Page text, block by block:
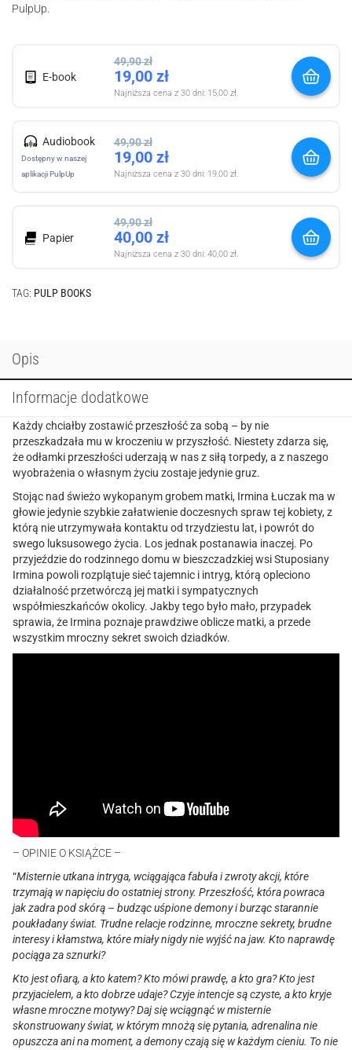
PulpUp.
E-book
49,90zł
19,00 zł
Najniższa cena z 30 dni: 15,00 zł.
Audiobook
Dostępny w naszej
aplikacji PulpUp
49,90zł
19,00 zł
Najniższa cena z 30 dni: 19,00 zł.
Papier
49,90zł
40,00 zł
Najniższa cena z 30 dni: 40,00 zł.
TAG: PULP BOOKS
Opis
Informacje dodatkowe
Każdy chciałby zostawić przeszłość za sobą – by nie
przeszkadzała mu w kroczeniu w przyszłość. Niestety zdarza się,
że odłamki przeszłości uderzają w nas z siłą torpedy, a z naszego
wyobrażenia o własnym życiu zostaje jedynie gruz.
Stojąc nad świeżo wykopanym grobem matki, Irmina Łuczak ma w
głowie jedynie szybkie załatwienie doczesnych spraw tej kobiety, z
którą nie utrzymywała kontaktu od trzydziestu lat, i powrót do
swego luksusowego życia. Los jednak postanawia inaczej. Po
przyjeździe do rodzinnego domu w bieszczadzkiej wsi Stuposiany
Irmina powoli rozplątuje sieć tajemnic i intryg, którą opleciono
działalność przetwórczą jej matki i sympatycznych
współmieszkańców okolicy. Jakby tego było mało, przypadek
sprawia, że Irmina poznaje prawdziwe oblicze matki, a przede
wszystkim mroczny sekret swoich dziadków.
– OPINIE O KSIĄŻCE –
“Misternie utkana intryga, wciągająca fabuła i zwroty akcji, które
trzymają w napięciu do ostatniej strony. Przeszłość, która powraca
jak zadra pod skórą – budząc uśpione demony i burząc starannie
poukładany świat. Trudne relacje rodzinne, mroczne sekrety, brudne
interesy i kłamstwa, które miały nigdy nie wyjść na jaw. Kto naprawdę
pociąga za sznurki?
Kto jest ofiarą, a kto katem? Kto mówi prawdę, a kto gra? Kto jest
przyjacielem, a kto dobrze udaje? Czyje intencje są czyste, a kto kryje
własne mroczne motywy? Daj się wciągnąć w misternie
skonstruowany świat, w którym mnożą się pytania, adrenalina nie
opuszcza ani na moment, a demony czają się w każdym cieniu. To nie